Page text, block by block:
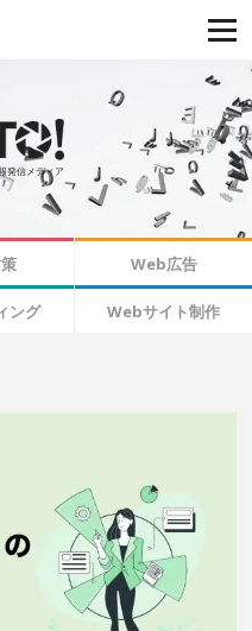
発信メディア
Web広告
ング Webサイト制作